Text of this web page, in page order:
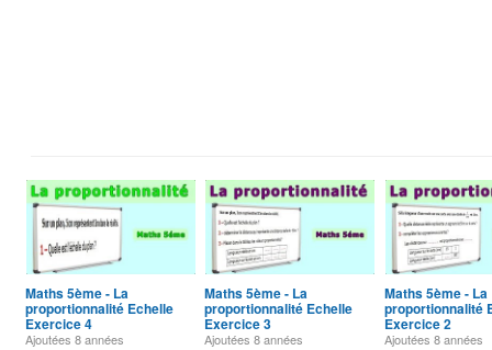
Maths 5ème - La
proportionnalité Echelle
Exercice 4
Ajoutées 8 années
Maths 5ème - La
proportionnalité Echelle
Exercice 3
Ajoutées8 années
Maths 5ème - La
proportionnalité
Exercice 2
Ajoutées 8 années